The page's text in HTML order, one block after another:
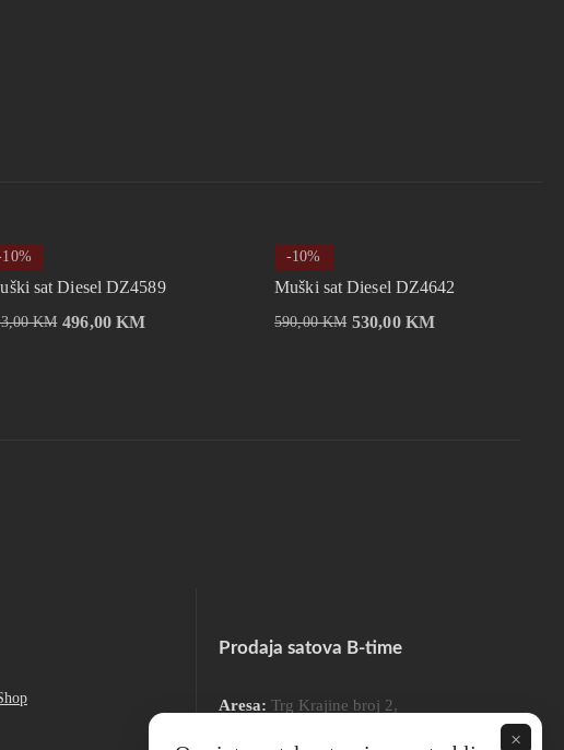
sat Diesel DZ4589
KM 496,00 KM
-10%
Muški sat Diesel DZ4642
590,00KM 530,00 KM
Prodaja satova B-time
Aresa: Trg Krajine broj 2,
×